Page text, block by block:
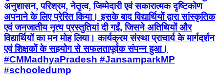
अनुशासन, परिश्रम, नेतृत्व, जिम्मेदारी एवं सकारात्मक दृष्टिकोण
अपनाने के लिए प्रेरित किया। इसके बाद विद्यार्थियों द्वारा सांस्कृतिक
एवं जनजातीय नृत्य प्रस्तुतियां दी गईं, जिसने अतिथियों और
विद्यार्थियों का मन मोह लिया। कार्यक्रम संस्था प्राचार्य के मार्गदर्शन
एवं शिक्षकों के सहयोग से सफलतापूर्वक संपन्न हुआ।
#CMMadhyaPradesh #JansamparkMP
#schooledump